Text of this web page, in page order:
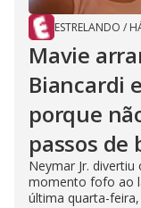
ESTRELANDO /
Mavie
Biancardi
porque
passos de
Neymar Jr.
momento fofo ao
última quarta-feira,